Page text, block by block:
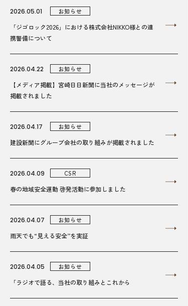
2026.05.01 お知らせ
「ジゴロック2026」における株式会社NIKKO様との連
携警備について
2026.04.22 お知らせ
【メディア掲載】宮崎日日新聞に当社のメッセージが
掲載されました
2026.04.17 お知らせ
建設新聞にグループ会社の取り組みが掲載されました
2026.04.09 CSR
春の地域安全運動 啓発活動に参加しました
2026.04.07 お知らせ
雨天でも“見える安全”を実証
2026.04.05 お知らせ
「ラジオで語る、当社の取り組みとこれから